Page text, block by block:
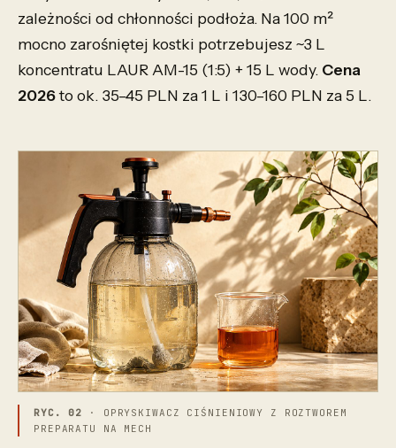
zależności od chłonności podłoża. Na 100 m²
mocno zarośniętej kostki potrzebujesz ~3 L
koncentratu LAUR AM-15 (1:5) + 15 L wody. Cena
2026to ok. 35–45 PLN za 1 L i 130–160 PLN za 5 L.
RYC. 02 · OPRYSKIWACZ CIŚNIENIOWY Z ROZTWOREM
PREPARATU NA MECH